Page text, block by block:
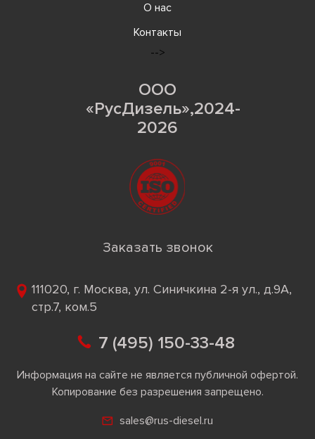
О нас
Контакты
-->
ООО
«РусДизель»,2024-
2026
Заказать звонок
111020, г. Москва, ул. Синичкина 2-я ул., д.9А,
стр.7, ком.5
7 (495) 150-33-48
Информация на сайте не является публичной офертой.
Копирование без разрешения запрещено.
sales@rus-diesel.ru